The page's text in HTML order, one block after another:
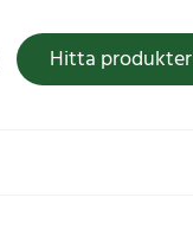
Hitta produkter